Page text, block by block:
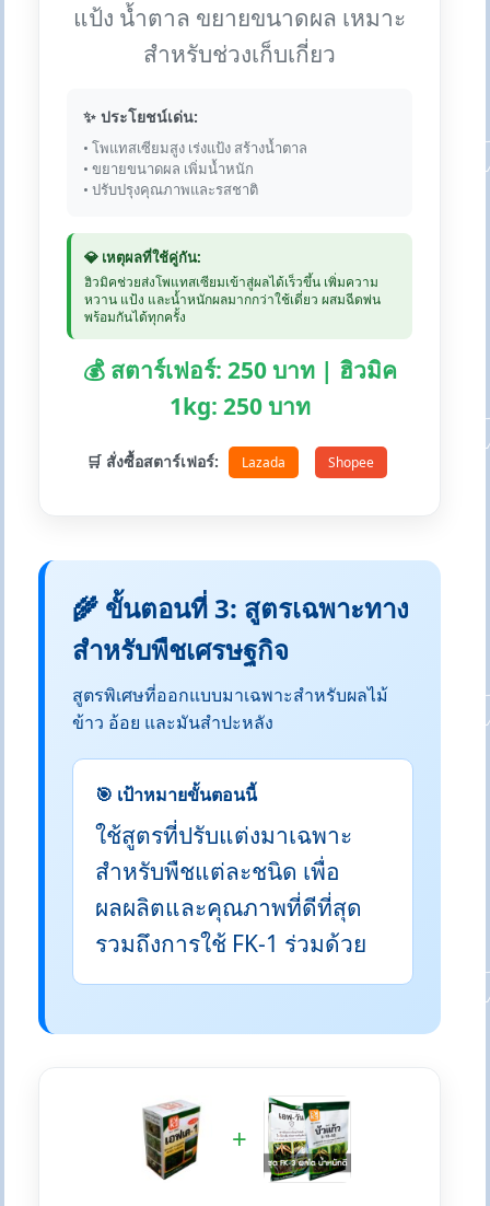
แป้ง น้ำตาล ขยายขนาดผล เหมาะ
สำหรับช่วงเก็บเกี่ยว
✨ ประโยชน์เด่น:
• โพแทสเซียมสูง เร่งแป้ง สร้างน้ำตาล
• ขยายขนาดผล เพิ่มน้ำหนัก
• ปรับปรุงคุณภาพและรสชาติ
💎 เหตุผลที่ใช้คู่กัน:
ฮิวมิคช่วยส่งโพแทสเซียมเข้าสู่ผลได้เร็วขึ้น เพิ่มความ
หวาน แป้ง และน้ำหนักผลมากกว่าใช้เดี่ยว ผสมฉีดพ่น
พร้อมกันได้ทุกครั้ง
💰 สตาร์เฟอร์: 250 บาท | ฮิวมิค
1kg: 250 บาท
🛒 สั่งซื้อสตาร์เฟอร์: Lazada Shopee
🌾 ขั้นตอนที่ 3: สูตรเฉพาะทาง
สำหรับพืชเศรษฐกิจ
สูตรพิเศษที่ออกแบบมาเฉพาะสำหรับผลไม้
ข้าว อ้อย และมันสำปะหลัง
🎯 เป้าหมายขั้นตอนนี้
ใช้สูตรที่ปรับแต่งมาเฉพาะ
สำหรับพืชแต่ละชนิด เพื่อ
ผลผลิตและคุณภาพที่ดีที่สุด
รวมถึงการใช้ FK-1 ร่วมด้วย
+